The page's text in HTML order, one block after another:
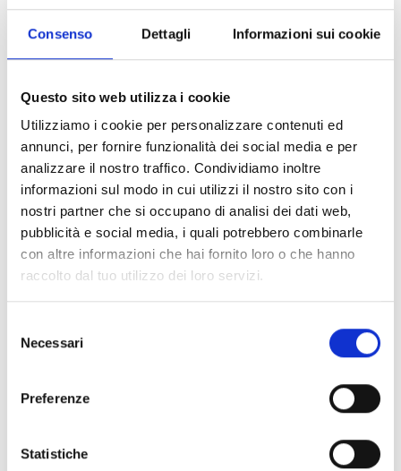
Consenso Dettagli Informazioni sui cookie
Questo sito web utilizza i cookie
Utilizziamo i cookie per personalizzare contenuti ed
annunci, per fornire funzionalità dei social media e per
analizzare il nostro traffico. Condividiamo inoltre
informazioni sul modo in cui utilizzi il nostro sito con i
nostri partner che si occupano di analisi dei dati web,
pubblicità e social media, i quali potrebbero combinarle
con altre informazioni che hai fornito loro o che hanno
raccolto dal tuo utilizzo dei loro servizi.
delNecessari
Preferenze
Statistiche
Accessories EB00 Bases - Materials
Accessories for detector testing - Materials(6)
Documents(6992)
Select All
Please log in before downloading content marked with
the icon lock
SEARCH